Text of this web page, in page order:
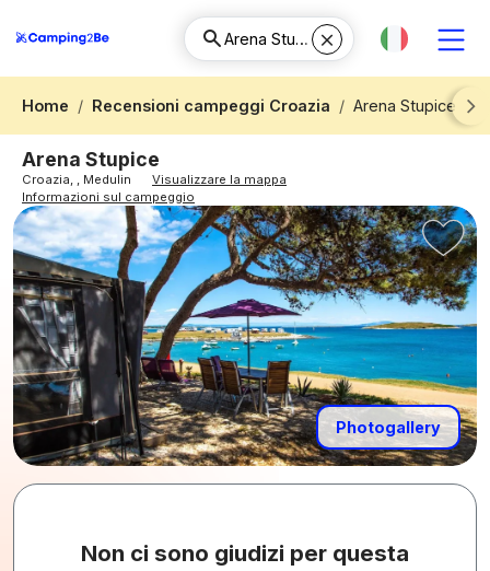
Home Recensioni campeggi Croazia
Arena Stupice
Next
Arena Stupice
Croazia, , Medulin
Visualizzare la mappa
Informazioni sul campeggio
Photogallery
Non ci sono giudizi per questa